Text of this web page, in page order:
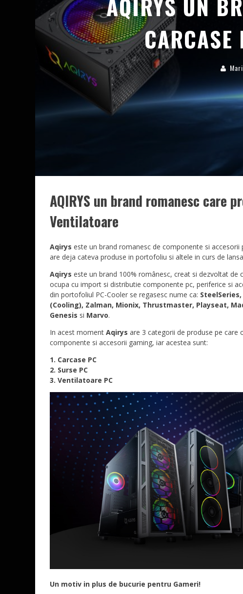
AQIRYS UN
CARCASE
AQIRYS un brand romanesc care
Ventilatoare
Aqirys este un brand romanesc de componente si accesorii
are deja cateva produse in portofoliu si altele in curs de
Aqirys este un brand 100% românesc, creat si dezvoltat de
ocupa cu import si distributie componente pc, periferice si
din portofoliul PC-Cooler se regasesc nume ca:
(Cooling), Zalman, Mionix, Thrustmaster, Playseat,
Genesis si Marvo.
In acest moment Aqirys are 3 categorii de produse pe care
componente si accesorii gaming, iar acestea sunt:
1. Carcase PC
2. Surse PC
3. Ventilatoare PC
Un motiv in plus de bucurie pentru Gameri!